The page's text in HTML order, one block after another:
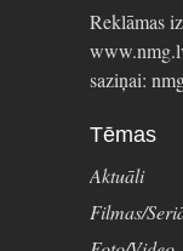
Reklāmas
saziņai:
Tēmas
Aktuāli
Filmas/